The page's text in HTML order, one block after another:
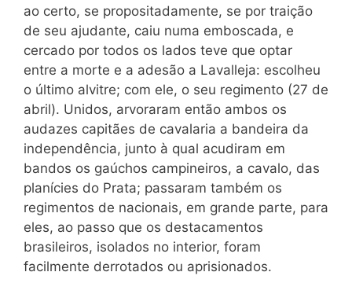
ao certo, se propositadamente, se por traição
de seu ajudante, caiu numa emboscada, e
cercado por todos os lados teve que optar
entre a morte e a adesão a Lavalleja: escolheu
o último alvitre; com ele, o seu regimento (27 de
abril). Unidos, arvoraram então ambos os
audazes capitães de cavalaria a bandeira da
independência, junto à qual acudiram em
bandos os gaúchos campineiros, a cavalo, das
planícies do Prata; passaram também os
regimentos de nacionais, em grande parte, para
eles, ao passo que os destacamentos
brasileiros, isolados no interior, foram
facilmente derrotados ou aprisionados.